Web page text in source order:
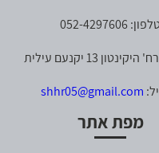
טלפון: 052-4297606
13 יקנעם עילית
shhr05@gmail.com
מפת אתר